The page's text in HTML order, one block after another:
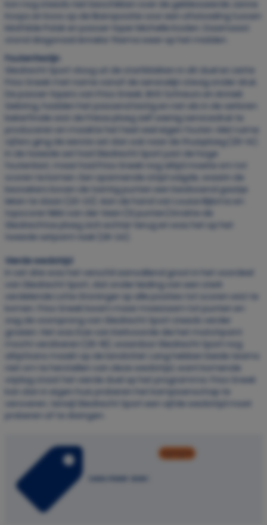
kon nog steeds niet beschikken over de geblesseerde Janne
Koops en koos op de liberopositie voor een afwisseling tussen
Mathilde Polak en passer-loper Michelle Koolen. Daarnaast
stond diagonaal Anneke Ykema weer op het midden.
Foutenfestijn
Sliedrecht Sport vloog uit de startblokken in dit duel en zette
Friso Sneek met name vanaf de servicelijn stevig onder druk.
De passer-lopers van Friso Sneek, Britt Schreurs en Anniek
Siebring, hadden het passend lastig en net als in de verloren
bekerfinale wist de Friese ploeg zelf weinig servicedruk te
produceren en maakte het heel veel eigen fouten. Met ruime
cijfers ging de eerste set dan ook naar de thuisploeg (25-14).
In de tweede set had Sliedrecht Sport juist de hoge
foutenlast, maar had Friso Sneek nog altijd moeite om tot
scoren te komen. Een spannende strijd volgde, waarin de
bezoekers boven de twintig punten een beslissend gaatje
leken te slaan (20-23). Aan de hand van Louise Bijlsma en
topscorer Nikki van der Veen (12 punten) knokte de
Sliedrechtse ploeg zich echter terug en was het op het
tweede setpoint raak (26-24).
Vierde wedstrijd
In set drie was het verschil aanvallend groot in het voordeel
van Sliedrecht Sport, dat onder leiding van een sterk
verdelende Lotte Groninger op alle posities tot scoren wist te
komen. Friso Sneek kwam maar moeizaam tot punten en
zag de voorsprong van Sliedrecht Sport steeds verder
groeien. Het was Evie van Kerkvoorde die het matchpoint
mocht verzilveren (25-18), waardoor Sliedrecht Sport nog
altijd kans maakt op de landstitel. Lang hebben beide teams
niet om te herstellen van deze wedstrijd, want komende
vrijdag staat het vierde duel op het programma. Friso Sneek
kan dan in eigen huis proberen het kampioenschap te
veroveren, terwijl Sliedrecht Sport een vijfde wedstrijd moet
proberen af te dwingen.
Lees meer over: